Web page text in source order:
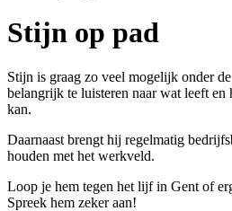
Stijn op pad
Stijn is graag zo veel mogelijk onder
belangrijk te luisteren naar wat leeft
kan.
Daarnaast brengt hij regelmatig
houden met het werkveld.
Loop je hem tegen het lijf in Gent of
Spreek hem zeker aan!